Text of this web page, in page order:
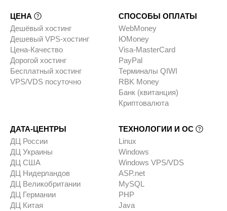
ЦЕНА
Дешёвый хостинг
Дешевый VPS-хостинг
Цена-Качество
Дорогой хостинг
Бесплатный хостинг
VPS/VDS посуточно
СПОСОБЫ ОПЛАТЫ
WebMoney
ЮMoney
Visa-MasterCard
PayPal
Терминалы QIWI
RBK Money
Банк (квитанция)
Криптовалюта
ДАТА-ЦЕНТРЫ
ДЦ России
ДЦ Украины
ДЦ США
ДЦ Нидерландов
ДЦ Великобритании
ДЦ Германии
ДЦ Китая
ТЕХНОЛОГИИ И ОС
Linux
Windows
Windows VPS/VDS
ASP.net
MySQL
PHP
Java